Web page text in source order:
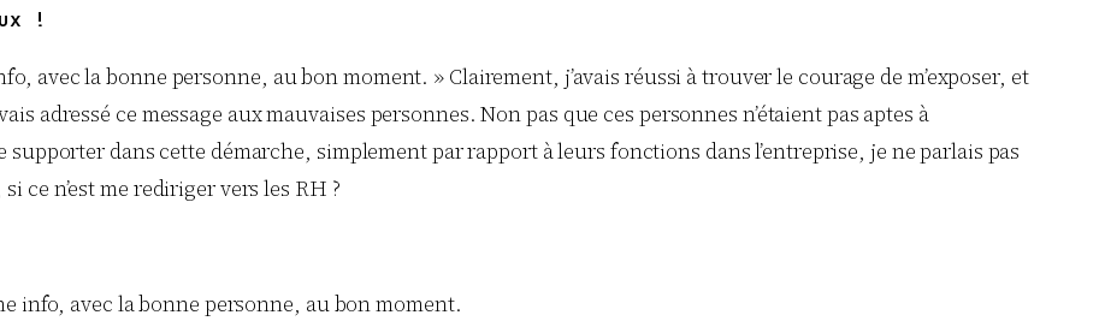
!
avec la bonne personne, au bon moment. » Clairement, j’avais réussi à trouver le courage de m’exposer, et
adressé ce message aux mauvaises personnes. Non pas que ces personnes n’étaient pas aptes à
supporter dans cette démarche, simplement par rapport à leurs fonctions dans l’entreprise, je ne parlais pas
ce n’est me rediriger vers les RH ?
info, avec la bonne personne, au bon moment.